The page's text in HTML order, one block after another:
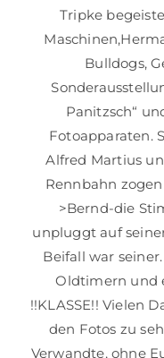
Tripke
Bulldogs,
Panitzsch“
Fotoapparaten.
Alfred Martius
Rennbahn
>Bernd-die
unpluggt auf
Beifall war
Oldtimern und
!!KLASSE!! Vielen
den Fotos zu
Verwandte, ohne